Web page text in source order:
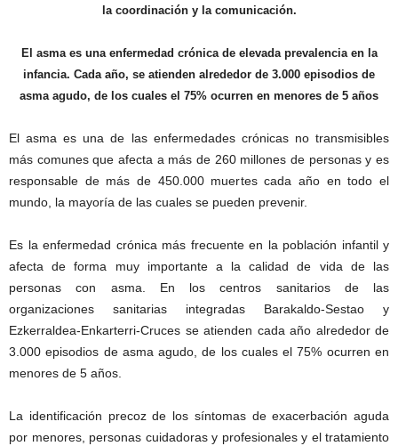
la coordinación y la comunicación.
El asma es una enfermedad crónica de elevada prevalencia en la
infancia. Cada año, se atienden alrededor de 3.000 episodios de
asma agudo, de los cuales el 75% ocurren en menores de 5 años
El asma es una de las enfermedades crónicas no transmisibles
más comunes que afecta a más de 260 millones de personas y es
responsable de más de 450.000 muertes cada año en todo el
mundo, la mayoría de las cuales se pueden prevenir.
Es la enfermedad crónica más frecuente en la población infantil y
afecta de forma muy importante a la calidad de vida de las
personas con asma. En los centros sanitarios de las
organizaciones sanitarias integradas Barakaldo-Sestao y
Ezkerraldea-Enkarterri-Cruces se atienden cada año alrededor de
3.000 episodios de asma agudo, de los cuales el 75% ocurren en
menores de 5 años.
La identificación precoz de los síntomas de exacerbación aguda
por menores, personas cuidadoras y profesionales y el tratamiento